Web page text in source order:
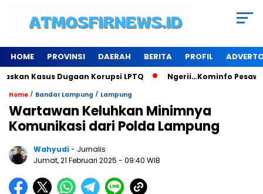
HOME PROVINSI DAERAH BERITA PROFIL
Kasus Dugaan Korupsi LPTQ Ngerii…Kominfo Pesawaran
Home / Bandar Lampung / Lampung
Wartawan Keluhkan Minimnya
Komunikasi dari Polda Lampung
Wahyudi- Jurnalis
Jumat, 21 Februari 2025 - 09:40 WIB